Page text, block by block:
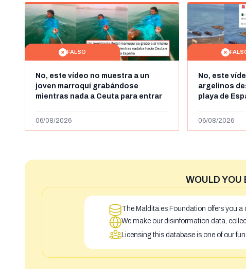
FALSO
No, este vídeo no muestra a un
joven marroquí grabándose
mientras nada a Ceuta para entrar
más de 450km de Ceuta y el autor lo
06/08/2026
No, este
argelinos
playa de
de julio de
06/08/2026
WOULD YOU
The Maldita.es Foundation offers you
We make our disinformation data,
Licensing this database is one of our